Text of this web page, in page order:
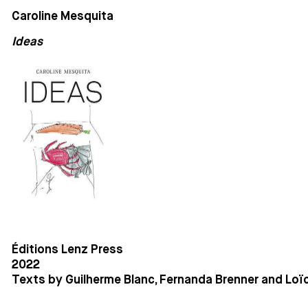
Caroline Mesquita
Ideas
Éditions Lenz Press
2022
Texts by Guilherme Blanc, Fernanda Brenner and